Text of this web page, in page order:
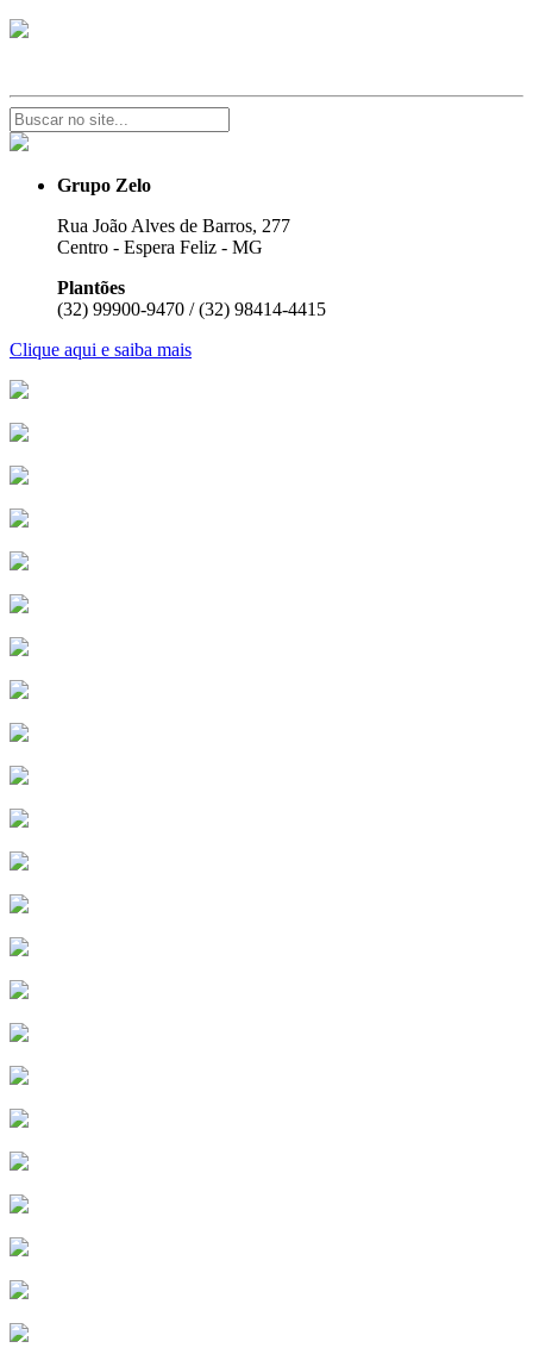
Grupo Zelo
Rua João Alves de Barros, 277
Centro - Espera Feliz - MG
Plantões
(32) 99900-9470 / (32) 98414-4415
Clique aqui e saiba mais